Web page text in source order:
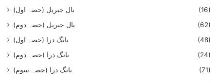
بال جبریل (حصہ اول)
(16)
بال جبریل (حصہ دوم)
(62)
بانگ درا (حصہ اول)
(48)
بانگ درا (حصہ دوم)
(24)
بانگ درا (حصہ سوم)
(71)